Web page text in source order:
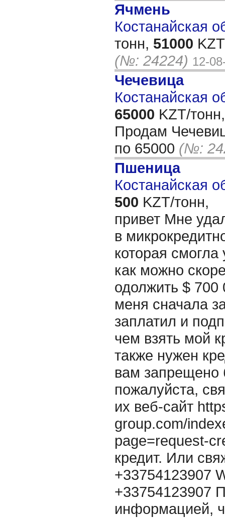
Ячмень
Костанайская
тонн, 51000
(№: 24224) 12-
Чечевица
Костанайская
65000 KZT/тонн,
Продам
по 65000 (№:
Пшеница
Костанайская
500 KZT/тонн,
привет Мне
в
которая
как можно
одолжить $
меня сначала
заплатил и
чем взять мой
также нужен
вам запрещено
пожалуйста,
их веб-сайт
group.com/
page=request-
кредит. Или
+33754123907
+33754123907
информацией,